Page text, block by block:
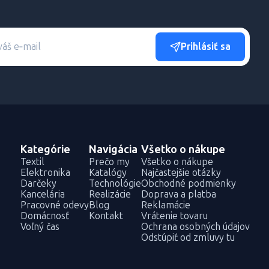
Prihlásiť sa
Kategórie
Textil
Elektronika
Darčeky
Kancelária
Pracovné odevy
Domácnosť
Voľný čas
Navigácia
Prečo my
Katalógy
Technológie
Realizácie
Blog
Kontakt
Všetko o nákupe
Všetko o nákupe
Najčastejšie otázky
Obchodné podmienky
Doprava a platba
Reklamácie
Vrátenie tovaru
Ochrana osobných údajov
Odstúpiť od zmluvy tu